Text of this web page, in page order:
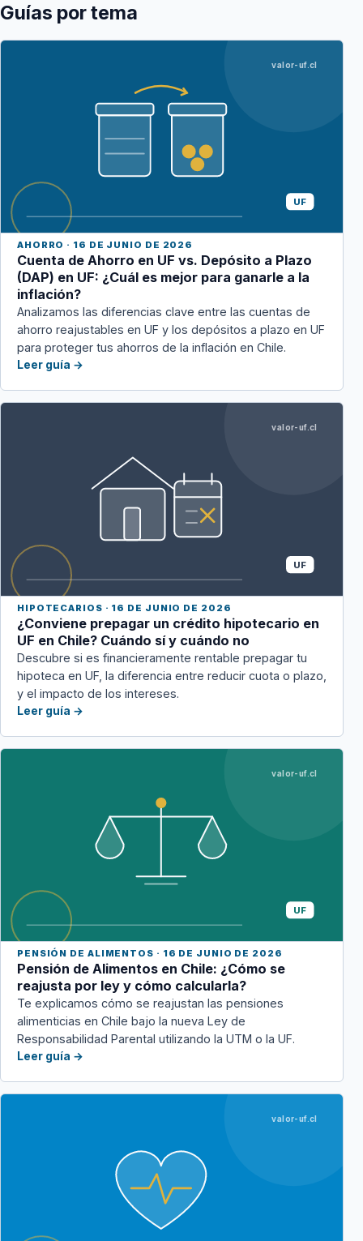
Guías por tema
UF
valor-uf.cl
AHORRO · 16 DE JUNIO DE 2026
Cuenta de Ahorro en UF vs. Depósito a Plazo
(DAP) en UF: ¿Cuál es mejor para ganarle a la
inflación?
Analizamos las diferencias clave entre las cuentas de
ahorro reajustables en UF y los depósitos a plazo en UF
para proteger tus ahorros de la inflación en Chile.
Leer guía →
UF
valor-uf.cl
HIPOTECARIOS · 16 DE JUNIO DE 2026
¿Conviene prepagar un crédito hipotecario en
UF en Chile? Cuándo sí y cuándo no
Descubre si es financieramente rentable prepagar tu
hipoteca en UF, la diferencia entre reducir cuota o plazo,
y el impacto de los intereses.
Leer guía →
UF
valor-uf.cl
PENSIÓN DE ALIMENTOS · 16 DE JUNIO DE 2026
Pensión de Alimentos en Chile: ¿Cómo se
reajusta por ley y cómo calcularla?
Te explicamos cómo se reajustan las pensiones
alimenticias en Chile bajo la nueva Ley de
Responsabilidad Parental utilizando la UTM o la UF.
Leer guía →
valor-uf.cl